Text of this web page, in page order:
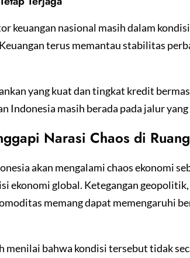
keuangan nasional masih dalam
terus memantau stabilitas
yang kuat dan tingkat kredit
Indonesia masih berada pada jalur yang
Narasi Chaos di
akan mengalami chaos ekonomi
ekonomi global. Ketegangan
memang dapat memengaruhi
menilai bahwa kondisi tersebut tidak